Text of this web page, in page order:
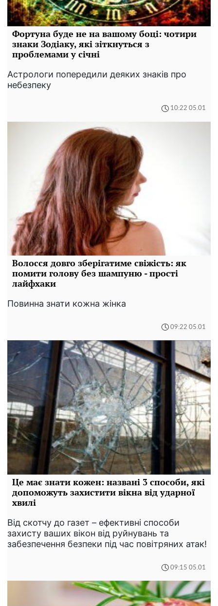
Фортуна буде не на вашому боці: чотири
знаки Зодіаку, які зіткнуться з
проблемами у січні
Астрологи попередили деяких знаків про
небезпеку
10:22 05.01
Волосся довго зберігатиме свіжість: як
помити голову без шампуню - прості
лайфхаки
Повинна знати кожна жінка
09:22 05.01
Це має знати кожен: названі 3 способи, які
допоможуть захистити вікна від ударної
хвилі
Від скотчу до газет – ефективні способи
захисту ваших вікон від руйнувань та
забезпечення безпеки під час повітряних атак!
09:15 05.01